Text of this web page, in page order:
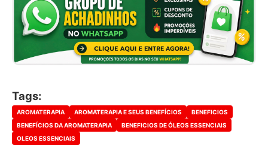
Tags:
AROMATERAPIA AROMATERAPIA E SEUS BENEFÍCIOS
BENEFICIOS
BENEFÍCIOS DA AROMATERAPIA
BENEFICIOS DE ÓLEOS ESSENCIAIS
OLEOS ESSENCIAIS